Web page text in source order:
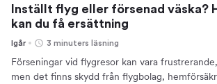
Inställt flyg eller försenad väska?
kan du få ersättning
Igår 3 minuters läsning
Förseningar vid flygresor kan vara frustrerande,
men det finns skydd från flygbolag,